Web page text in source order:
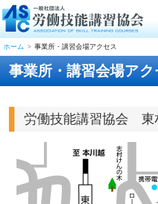
ホーム 事業所・講習会場アクセス
事業所・講習会場アク
労働技能講習協会 東